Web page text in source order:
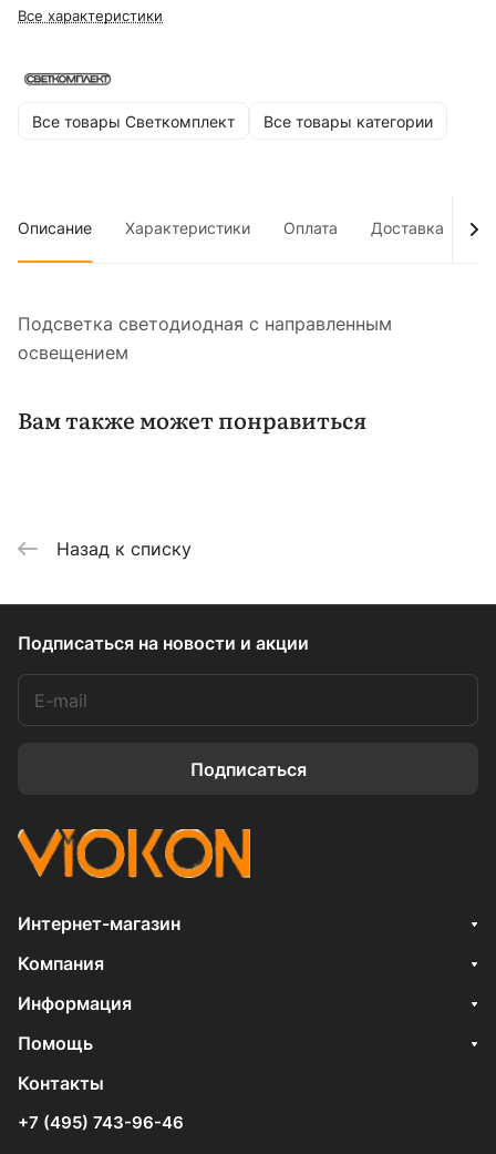
Все характеристики
Все товары Светкомплект Все товары категории
Описание Характеристики Оплата Доставка
Подсветка светодиодная с направленным
освещением
Вам также может понравиться
Назад к списку
Подписаться на новости и акции
Подписаться
Интернет-магазин
Компания
Информация
Помощь
Контакты
+7 (495) 743-96-46